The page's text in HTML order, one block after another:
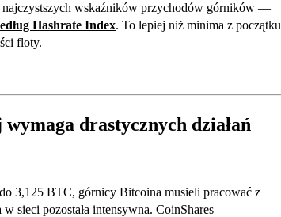
wskaźników przychodów górników —
Hashrate Index. To lepiej niż minima z początku
floty.
drastycznych działań
3,125 BTC, górnicy Bitcoina musieli pracować z
sieci pozostała intensywna. CoinShares